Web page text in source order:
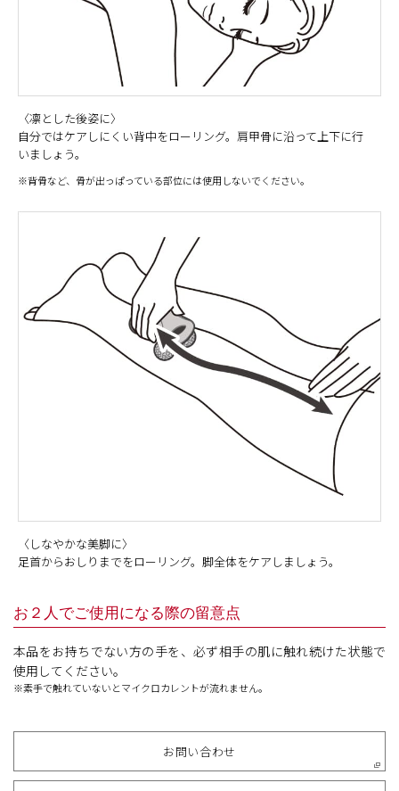
〈凛とした後姿に〉
自分ではケアしにくい背中をローリング。肩甲骨に沿って上下に行
いましょう。
※背骨など、骨が出っぱっている部位には使用しないでください。
〈しなやかな美脚に〉
足首からおしりまでをローリング。脚全体をケアしましょう。
お２人でご使用になる際の留意点
本品をお持ちでない方の手を、必ず相手の肌に触れ続けた状態で
使用してください。
※素手で触れていないとマイクロカレントが流れません。
お問い合わせ